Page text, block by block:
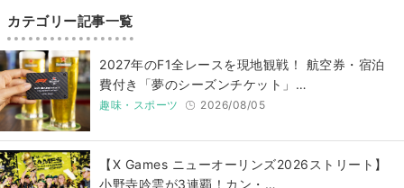
カテゴリー記事一覧
2027年のF1全レースを現地観戦！ 航空券・宿泊
費付き「夢のシーズンチケット」…
趣味・スポーツ 2026/08/05
【X Games ニューオーリンズ2026ストリート】
小野寺吟雲が3連覇！カン・…